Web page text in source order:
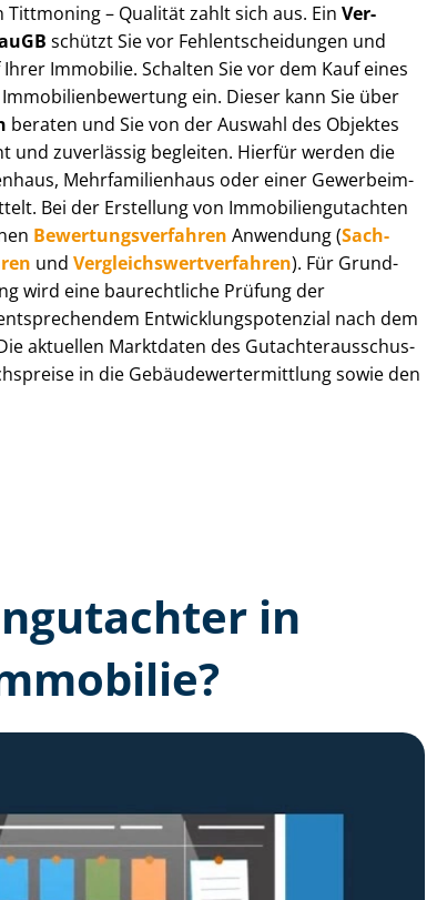
– Qualität zahlt sich aus. Ein Ver­
schützt Sie vor Fehl­ent­schei­dun­gen und
Immobilie. Schalten Sie vor dem Kauf eines
ein. Dieser kann Sie über
beraten und Sie von der Auswahl des Objektes
und zuverlässig begleiten. Hierfür werden die
Mehr­fa­mi­li­en­haus oder einer Ge­wer­be­im­
Bei der Erstellung von Im­mo­bi­li­en­gut­ach­ten
Be­wer­tungs­ver­fah­ren Anwendung (Sach­
und Ver­gleichs­wert­ver­fah­ren). Für Grund­
wird eine baurechtliche Prüfung der
Ent­wick­lungs­po­ten­zi­al nach dem
aktuellen Marktdaten des Gut­ach­ter­aus­schus­
in die Ge­bäu­de­wert­ermitt­lung sowie den
in